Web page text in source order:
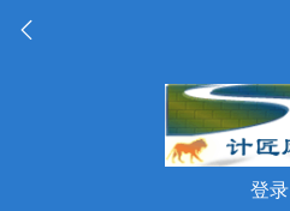
登录